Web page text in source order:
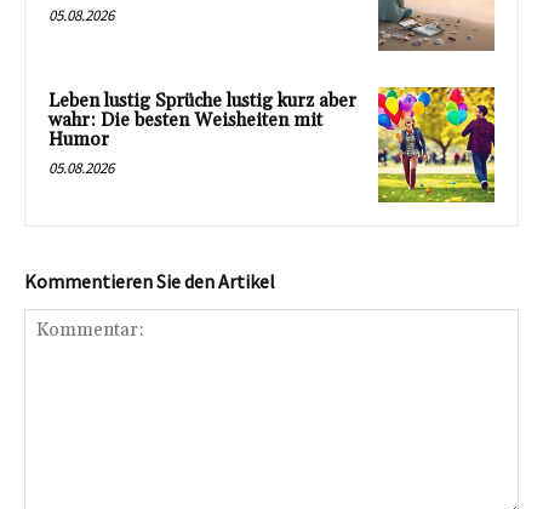
05.08.2026
Leben lustig Sprüche lustig kurz aber
wahr: Die besten Weisheiten mit
Humor
05.08.2026
Kommentieren Sie den Artikel